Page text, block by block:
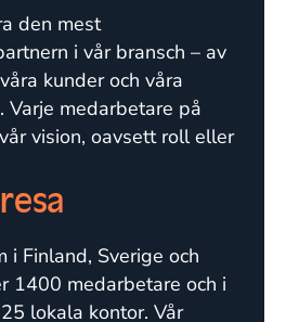
den mest
i vår bransch – av
kunder och våra
Varje medarbetare på
vision, oavsett roll eller
i Finland, Sverige och
1400 medarbetare och i
lokala kontor. Vår